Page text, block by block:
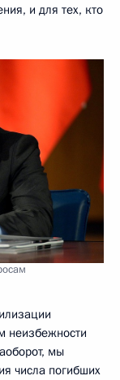
и для тех, кто
неизбежности
мы
числа погибших